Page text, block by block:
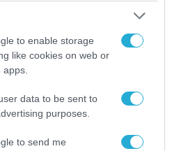
to enable storage
like cookies on web or
data to be sent to
purposes.
to send me
FAB-3000 «εξαφανίζει
διέλευσης των
στην Ζαπορίζια